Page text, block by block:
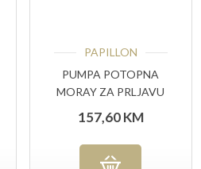
PAPILLON
PUMPA POTOPNA
MORAY ZA PRLJAVU
157,60KM